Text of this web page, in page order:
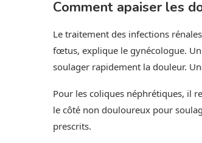
Comment apaiser les
Le traitement des infections
fœtus, explique le gynécologue.
soulager rapidement la douleur.
Pour les coliques néphrétiques, il
le côté non douloureux pour
prescrits.